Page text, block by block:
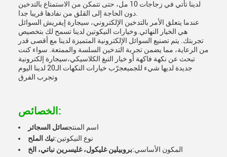
لدينا تأتي في زجاجات 10 مل، حتى تتمكن من الاستمتاع بالتدخين
عندما يتعلق الأمر بالتدخين الإلكتروني، سيجارة إيفريش السوائل
هي الخيار النهائي.وخيارات النيكوتين لدينا تسمح لك بتخصيص
تجربتك. يتم تصنيع السوائل الإلكترونية المتميزة لدينا مع أقصى قدر
من الرعاية، مما يضمن تجربة التدخين السلسة والممتعة. سواء كنت
تبحث عن نكهة فاكهة أو خيار التبغ الكلاسيكي،سيجارة إلكترونية
جديدة لديها شيء للجميعجرّب خيارات النكهات الـ20 لدينا اليوم
وتجرب الفرق
الخصائص:
اسم المنتجسائل السجائر
نوع النيكوتين:نيك الملح
المكون الأساسي:بروبيلين غليكول، غليسرين نباتي، الخ